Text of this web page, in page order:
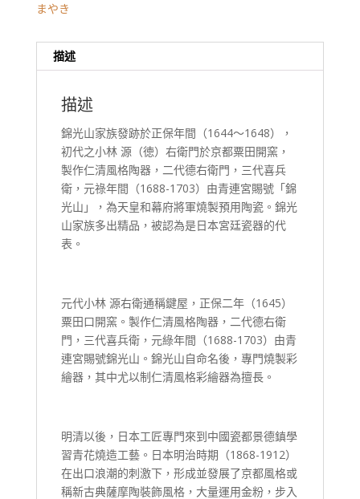
まやき
描述
描述
錦光山家族發跡於正保年間（1644～1648），
初代之小林 源（徳）右衛門於京都粟田開窯，
製作仁清風格陶器，二代德右衛門，三代喜兵
衛，元祿年間（1688-1703）由青連宮賜號「錦
光山」，為天皇和幕府將軍燒製預用陶瓷。錦光
山家族多出精品，被認為是日本宮廷瓷器的代
表。
元代小林 源右衛通稱鍵屋，正保二年（1645）
粟田口開窯。製作仁清風格陶器，二代德右衛
門，三代喜兵衛，元綠年間（1688-1703）由青
連宮賜號錦光山。錦光山自命名後，專門燒製彩
繪器，其中尤以制仁清風格彩繪器為擅長。
明清以後，日本工匠專門來到中國瓷都景德鎮學
習青花燒造工藝。日本明治時期（1868-1912）
在出口浪潮的刺激下，形成並發展了京都風格或
稱新古典薩摩陶裝飾風格，大量運用金粉，步入